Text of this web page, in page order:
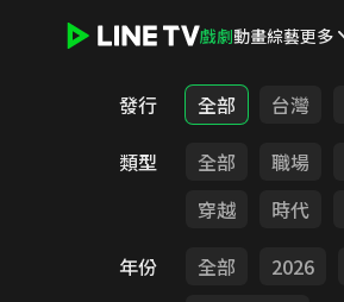
戲劇動畫綜藝更多
發行 全部 台灣
類型
全部 職場
穿越
時代
年份
全部 2026